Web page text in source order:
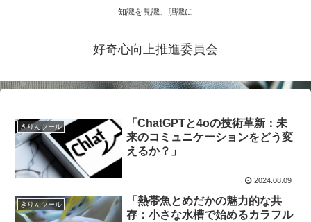
知識を見識、胆識に
好奇心向上推進委員会
きりんツール
「ChatGPTと4oの技術革新：未
来のコミュニケーションをどう変
えるか？」
2024.08.09
きりんツール
「熱帯魚とめだかの魅力的な共
存：小さな水槽で始めるカラフル